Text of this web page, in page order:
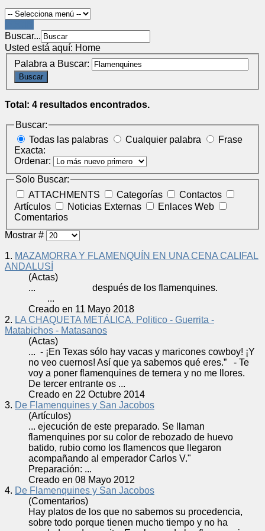
Buscar...
Usted está aquí: Home
Palabra a Buscar:
Buscar
Total: 4 resultados encontrados.
Buscar:
Todas las palabras
Cualquier palabra
Frase
Exacta:
Ordenar:
Solo Buscar:
ATTACHMENTS
Categorías
Contactos
Artículos
Noticias Externas
Enlaces Web
Comentarios
Mostrar #
1. MAZAMORRA Y FLAMENQUÍN EN UNA CENA CALIFAL
ANDALUSÍ
(Actas)
... después de los flamenquines.
...
Creado en 11 Mayo 2018
2. LA CHAQUETA METÁLICA. Politico - Guerrita -
Matabichos - Matasanos
(Actas)
... - ¡En Texas sólo hay vacas y maricones cowboy! ¡Y
no veo cuernos! Así que ya sabemos qué eres.” - Te
voy a poner flamenquines de ternera y no me llores.
De tercer entrante os ...
Creado en 22 Octubre 2014
3. De Flamenquines y San Jacobos
(Artículos)
... ejecución de este preparado. Se llaman
flamenquines por su color de rebozado de huevo
batido, rubio como los flamencos que llegaron
acompañando al emperador Carlos V."
Preparación: ...
Creado en 08 Mayo 2012
4. De Flamenquines y San Jacobos
(Comentarios)
Hay platos de los que no sabemos su procedencia,
sobre todo porque tienen mucho tiempo y no ha